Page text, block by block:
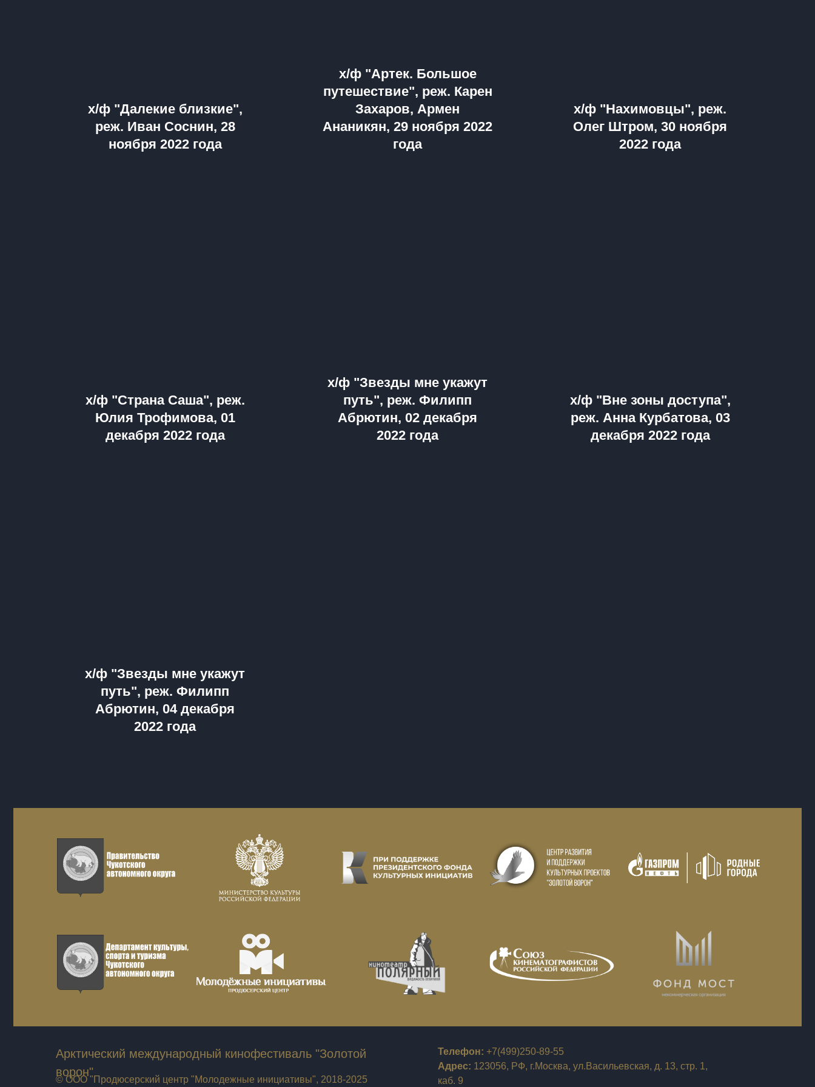
х/ф "Далекие близкие",
реж. Иван Соснин, 28
ноября 2022 года
х/ф "Артек. Большое
путешествие", реж. Карен
Захаров, Армен
Ананикян, 29 ноября 2022
года
х/ф "Нахимовцы", реж.
Олег Штром, 30 ноября
2022 года
х/ф "Страна Саша", реж.
Юлия Трофимова, 01
декабря 2022 года
х/ф "Звезды мне укажут
путь", реж. Филипп
Абрютин, 02 декабря
2022 года
х/ф "Вне зоны доступа",
реж. Анна Курбатова, 03
декабря 2022 года
х/ф "Звезды мне укажут
путь", реж. Филипп
Абрютин, 04 декабря
2022 года
Арктический международный кинофестиваль "Золотой
ворон"
Телефон: +7(499)250-89-55
Адрес: 123056, РФ, г.Москва, ул.Васильевская, д. 13, стр. 1,
каб. 9
© ООО "Продюсерский центр "Молодежные инициативы", 2018-2025